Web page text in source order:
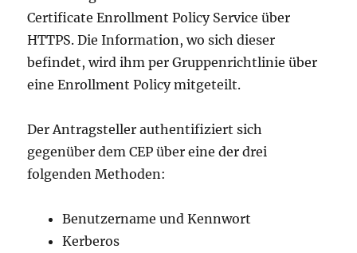
Certificate Enrollment Policy Service über
HTTPS. Die Information, wo sich dieser
befindet, wird ihm per Gruppenrichtlinie über
eine Enrollment Policy mitgeteilt.
Der Antragsteller authentifiziert sich
gegenüber dem CEP über eine der drei
folgenden Methoden:
Benutzername und Kennwort
Kerberos